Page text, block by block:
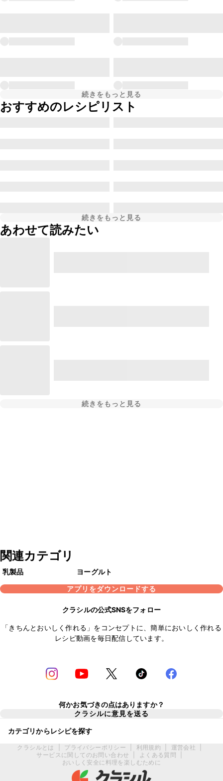
続きをもっと見る
おすすめのレシピリスト
続きをもっと見る
あわせて読みたい
続きをもっと見る
関連カテゴリ
乳製品
ヨーグルト
アプリをダウンロードする
クラシルの公式SNSをフォロー
「きちんとおいしく作れる」をコンセプトに、簡単においしく作れる
レシピ動画を毎日配信しています。
何かお気づきの点はありますか？
クラシルに意見を送る
カテゴリからレシピを探す
クラシルとは プライバシーポリシー 利用規約 運営会社
サービスに関してのお問い合わせ
よくある質問
おいしく安全に料理を楽しむために